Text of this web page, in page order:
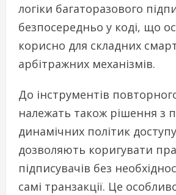
логіки багаторазового
безпосередньо у коді, що
корисно для складних
арбітражних механізмів.
До інструментів
належать також рішення з
динамічних політик
дозволяють коригувати
підписувачів без
самі транзакції. Це